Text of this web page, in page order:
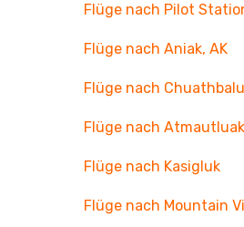
Flüge nach Pilot
Flüge nach Aniak, AK
Flüge nach
Flüge nach Atmautluak
Flüge nach Kasigluk
Flüge nach Mountain